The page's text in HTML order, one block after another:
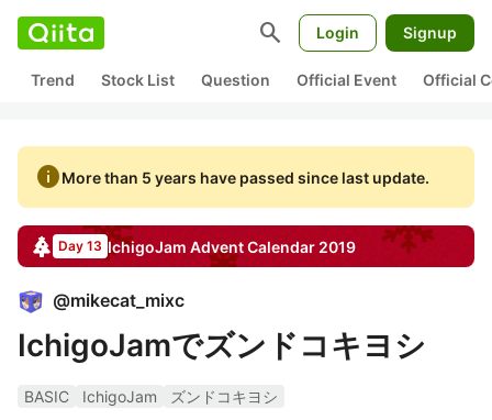
search Login Signup
Trend Stock List Question Official Event Official
infoMore than 5 years have passed since last update.
Day 13 IchigoJam Advent Calendar 2019
@mikecat_mixc
IchigoJamでズンドコキヨシ
BASIC IchigoJam
ズンドコキヨシ